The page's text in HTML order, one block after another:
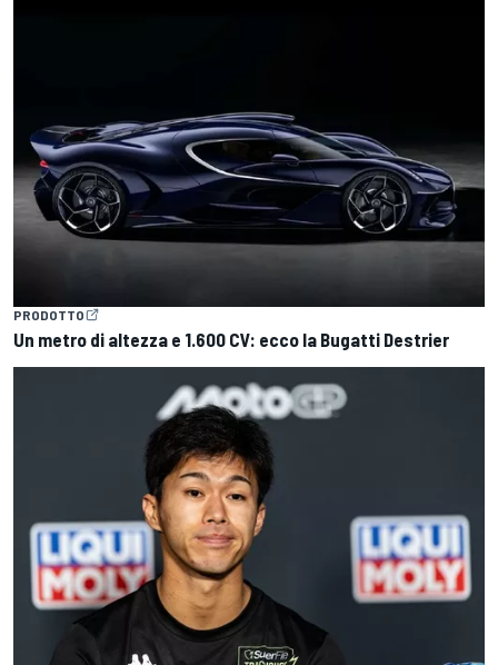
PRODOTTO
Un metro di altezza e 1.600 CV: ecco la Bugatti Destrier